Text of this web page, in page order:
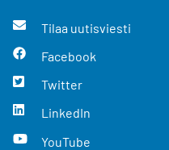
Tilaa uutisviesti
Facebook
Twitter
LinkedIn
YouTube